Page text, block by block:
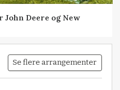
Deere og New
Se flere arrangementer